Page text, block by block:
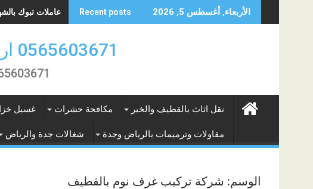
to
الأربعاء, أغسطس 5, 2026 Recent posts عاملات تبوك بالشهر
0565603671 ارقام عاملات بالشهر الرياض وجده والدمام
0565603671 تأجير عاملات بالشهر
نقل اثاث بالقطيف والخبر مكافحة حشرات غسيل
مقاولات وترميمات بالرياض وجدة شغالات جدة والرياض
الوسم: شركة تركيب غرف نوم بالقطيف